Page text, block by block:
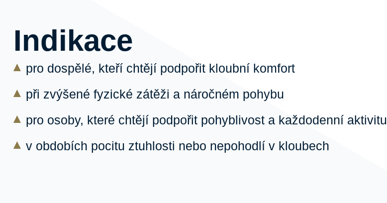
Indikace
pro dospělé, kteří chtějí podpořit kloubní komfort
při zvýšené fyzické zátěži a náročném pohybu
pro osoby, které chtějí podpořit pohyblivost a každodenní aktivitu
v obdobích pocitu ztuhlosti nebo nepohodlí v kloubech